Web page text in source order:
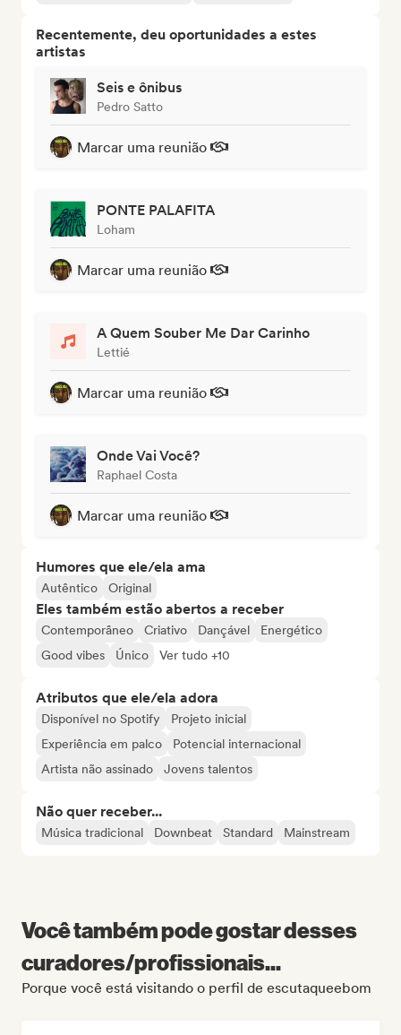
Recentemente, deu oportunidades a estes
artistas
Seis e ônibus
Pedro Satto
Marcar uma reunião
PONTE PALAFITA
Loham
Marcar uma reunião
A Quem Souber Me Dar Carinho
Lettié
Marcar uma reunião
Onde Vai Você?
Raphael Costa
Marcar uma reunião
Humores que ele/ela ama
Autêntico Original
Eles também estão abertos a receber
Contemporâneo Criativo Dançável
Energético
Good vibes
Único Ver tudo +10
Atributos que ele/ela adora
Disponível no Spotify
Projeto inicial
Experiência em palco
Potencial internacional
Artista não assinado
Jovens talentos
Não quer receber...
Música tradicional Downbeat Standard Mainstream
Você também pode gostar desses
curadores/profissionais...
Porque você está visitando o perfil de escutaqueebom